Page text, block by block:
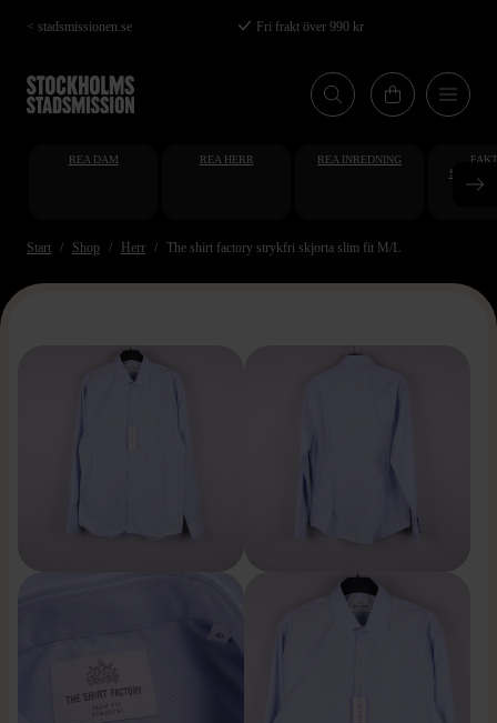
Hoppa
till
huvudinnehåll
< stadsmissionen.se Fri frakt över 990 kr
REA DAM REA HERR REA INREDNING
Start Shop Herr The shirt factory strykfri skjorta slim fit M/L